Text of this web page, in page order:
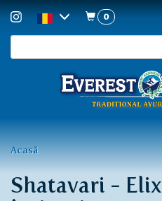
de
căutare
0
Eşti
aici
Acasă
Shatavari -